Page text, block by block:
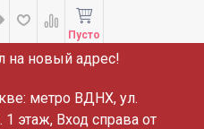
на новый адрес!
метро ВДНХ, ул.
этаж, Вход справа от
Пусто